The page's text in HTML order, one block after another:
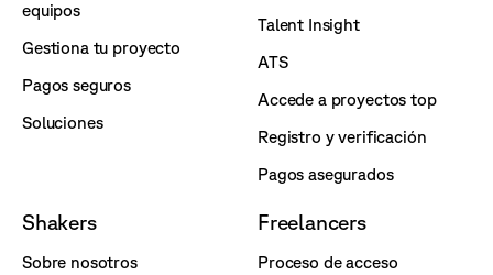
equipos
Gestiona tu proyecto
Pagos seguros
Soluciones
Talent Insight
ATS
Accede a proyectos top
Registro y verificación
Pagos asegurados
Shakers
Sobre nosotros
Freelancers
Proceso de acceso